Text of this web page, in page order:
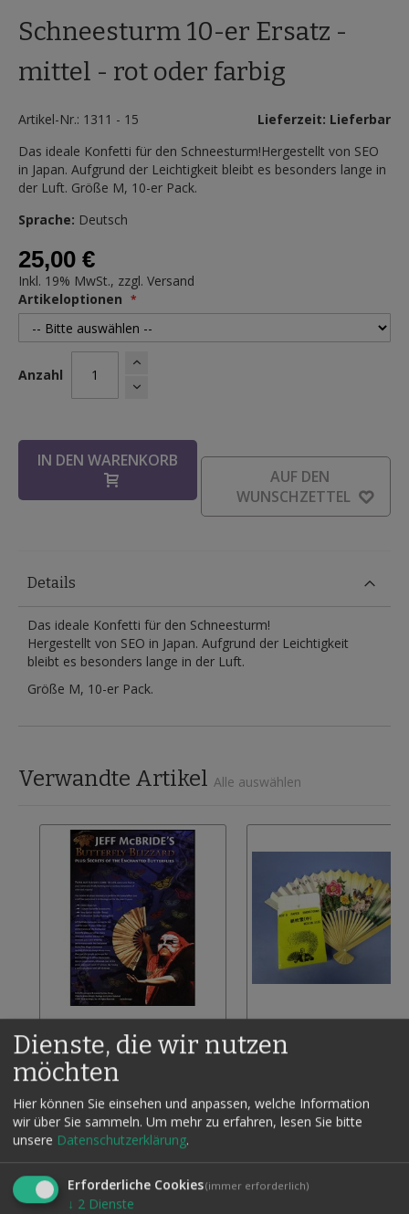
der
springen
Schneesturm 10-er Ersatz -
mittel - rot oder farbig
Artikel-Nr.: 1311 - 15
Lieferzeit: Lieferbar
Das ideale Konfetti für den Schneesturm!Hergestellt von SEO
in Japan. Aufgrund der Leichtigkeit bleibt es besonders lange in
der Luft. Größe M, 10-er Pack.
Sprache: Deutsch
25,00 €
Inkl. 19% MwSt., zzgl. Versand
Artikeloptionen
Anzahl
IN DEN WARENKORB
AUF DEN
WUNSCHZETTEL
Details
Das ideale Konfetti für den Schneesturm!
Hergestellt von SEO in Japan. Aufgrund der Leichtigkeit
bleibt es besonders lange in der Luft.
Größe M, 10-er Pack.
Verwandte Artikel Alle auswählen
59,50 €
Inkl. 19% MwSt., zzgl.Versand
In den Warenkorb
hinzufügen
KOMPLETT -
31,50 €
Dienste, die wir nutzen
möchten
Hier können Sie einsehen und anpassen, welche Information
wir über Sie sammeln. Um mehr zu erfahren, lesen Sie bitte
unsere Datenschutzerklärung.
Erforderliche Cookies(immer erforderlich)
↓ 2 Dienste